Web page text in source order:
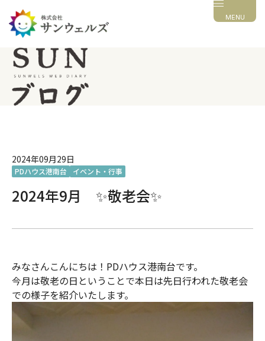
MENU
2024年09月29日
PDハウス港南台 イベント・行事
2024年9月 ✨敬老会✨
みなさんこんにちは！PDハウス港南台です。
今月は敬老の日ということで本日は先日行われた敬老会
での様子を紹介いたします。